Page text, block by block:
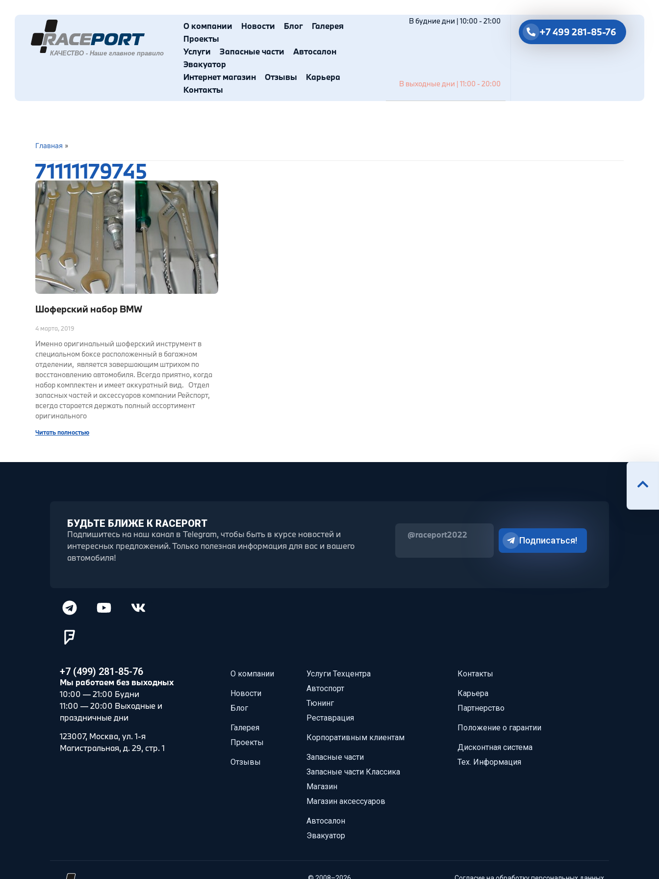
О компании Новости Блог
Галерея
Проекты
Услуги
Запасные части
Автосалон
Эвакуатор
Интернет магазин
Отзывы
Карьера
Контакты
В будние дни | 10:00 - 21:00
В выходные дни | 11:00 - 20:00
+7 499 281-85-76
Главная »
71111179745
Шоферский набор BMW
4 марта, 2019
Именно оригинальный шоферский инструмент в
специальном боксе расположенный в багажном
отделении, является завершающим штрихом по
восстановлению автомобиля. Всегда приятно, когда
набор комплектен и имеет аккуратный вид. Отдел
запасных частей и аксессуаров компании Рейспорт,
всегда старается держать полный ассортимент
оригинального
Читать полностью
БУДЬТЕ БЛИЖЕ К RACEPORT
Подпишитесь на наш канал в Telegram, чтобы быть в курсе новостей и
интересных предложений. Только полезная информация для вас и вашего
автомобиля!
@raceport2022
Подписаться!
+7 (499) 281-85-76
Мы работаем без выходных
10:00 — 21:00 Будни
11:00 — 20:00 Выходные и
праздничные дни
123007, Москва, ул. 1-я
Магистральная, д. 29, стр. 1
О компании
Новости
Блог
Галерея
Проекты
Отзывы
Услуги Техцентра
Автоспорт
Тюнинг
Реставрация
Корпоративным клиентам
Запасные части
Запасные части Классика
Магазин
Магазин аксессуаров
Автосалон
Эвакуатор
Контакты
Карьера
Партнерство
Положение о гарантии
Дисконтная система
Тех. Информация